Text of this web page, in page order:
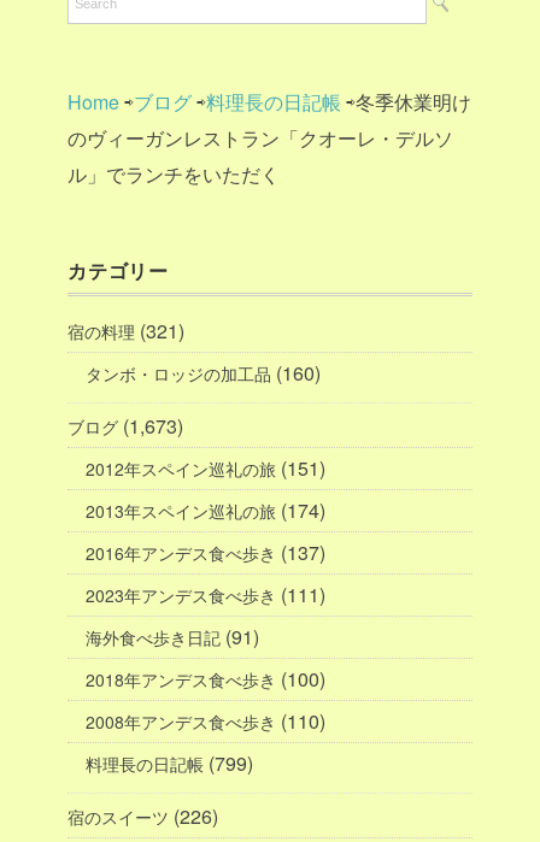
Home⇨ブログ⇨料理長の日記帳 ⇨冬季休業明け
のヴィーガンレストラン「クオーレ・デルソ
ル」でランチをいただく
カテゴリー
宿の料理 (321)
タンボ・ロッジの加工品 (160)
ブログ (1,673)
2012年スペイン巡礼の旅 (151)
2013年スペイン巡礼の旅 (174)
2016年アンデス食べ歩き (137)
2023年アンデス食べ歩き (111)
海外食べ歩き日記 (91)
2018年アンデス食べ歩き (100)
2008年アンデス食べ歩き (110)
料理長の日記帳 (799)
宿のスイーツ (226)